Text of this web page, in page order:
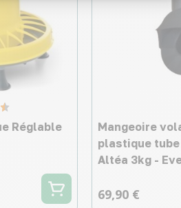
Réglable
Mangeoire
plastique
Altéa 3kg -
69,90 €